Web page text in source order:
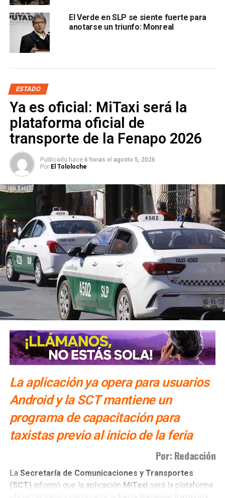
liberada
ARTÍCULOS RELACIONADOS:
EDMUNDO TORRESCANO
JOSÉ LUIS FERNÁNDEZ MARTÍNEZ
“El PRI perdió el rumbo”: Konishi sobre salida de
NO TE PIERDAS
Luego de 15 años, Sanjuana Maldonado será liberada
El Verde en SLP se siente fuerte para
anotarse un triunfo: Monreal
ESTADO
Ya es oficial: MiTaxi será la
plataforma oficial de
transporte de la Fenapo 2026
Publicado hace 6 horas el agosto 5, 2026
Por El Tololoche
La aplicación ya opera para usuarios
Android y la SCT mantiene un
programa de capacitación para
taxistas previo al inicio de la feria
Por: Redacción
La Secretaría de Comunicaciones y Transportes
(SCT) informó que la aplicación MiTaxi será la plataforma